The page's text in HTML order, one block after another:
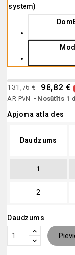
system)
131,76 € 98,82 €
AR PVN Nosūtīts 1
Apjoma atlaides
Daudzums
1
2
Daudzums